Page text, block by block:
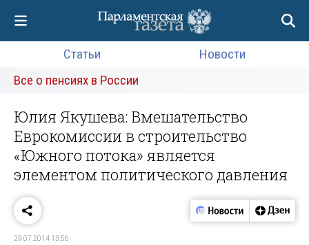
Статьи
Новости
Все о пенсиях в России
Юлия Якушева: Вмешательство
Еврокомиссии в строительство
«Южного потока» является
элементом политического давления
29.07.2014 13:56